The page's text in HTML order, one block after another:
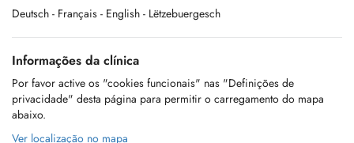
Deutsch - Français - English - Lëtzebuergesch
Informações da clínica
Por favor active os "cookies funcionais" nas "Definições de
privacidade" desta página para permitir o carregamento do mapa
abaixo.
Ver localização no mapa